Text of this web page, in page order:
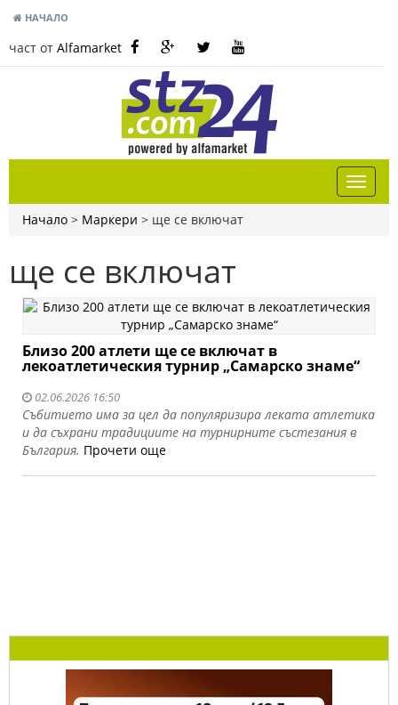
НАЧАЛО
част от Alfamarket
Начало > Маркери > ще се включат
ще се включат
Близо 200 атлети ще се включат в
лекоатлетическия турнир „Самарско знаме“
02.06.2026 16:50
Събитието има за цел да популяризира леката атлетика
и да съхрани традициите на турнирните състезания в
България. Прочети още